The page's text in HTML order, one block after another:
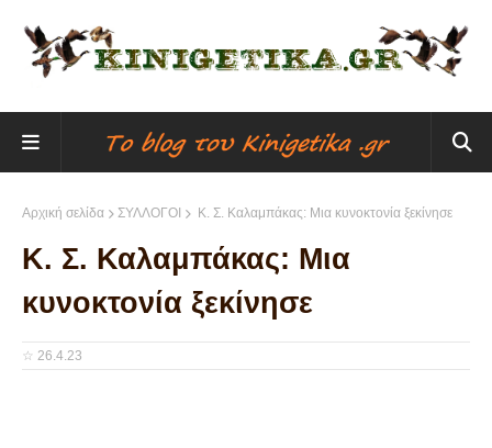
Αρχική σελίδα ΣΥΛΛΟΓΟΙ Κ. Σ. Καλαμπάκας: Μια κυνοκτονία ξεκίνησε
Κ. Σ. Καλαμπάκας: Μια
κυνοκτονία ξεκίνησε
☆ 26.4.23